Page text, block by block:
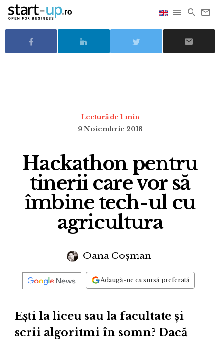
Lectură de 1 min
9 Noiembrie 2018
Hackathon pentru
tinerii care vor să
îmbine tech-ul cu
agricultura
Oana Coșman
Adaugă-ne ca sursă preferată
Ești la liceu sau la facultate și
scrii algoritmi în somn? Dacă